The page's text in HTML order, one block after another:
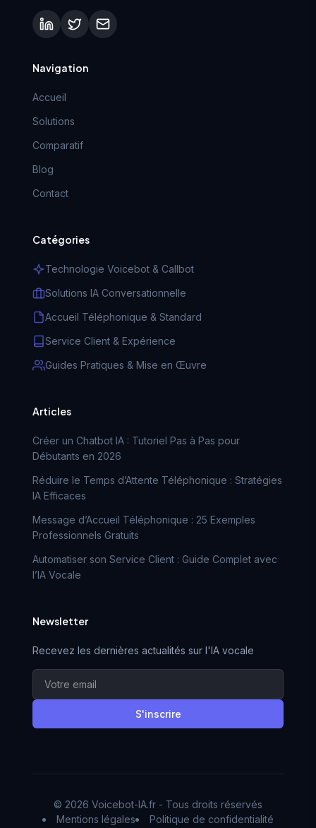
Navigation
Accueil
Solutions
Comparatif
Blog
Contact
Catégories
Technologie Voicebot & Callbot
Solutions IA Conversationnelle
Accueil Téléphonique & Standard
Service Client & Expérience
Guides Pratiques & Mise en Œuvre
Articles
Créer un Chatbot IA : Tutoriel Pas à Pas pour
Débutants en 2026
Réduire le Temps d’Attente Téléphonique : Stratégies
IA Efficaces
Message d’Accueil Téléphonique : 25 Exemples
Professionnels Gratuits
Automatiser son Service Client : Guide Complet avec
l’IA Vocale
Newsletter
Recevez les dernières actualités sur l'IA vocale
S'inscrire
© 2026 Voicebot-IA.fr - Tous droits réservés
Mentions légales
Politique de confidentialité